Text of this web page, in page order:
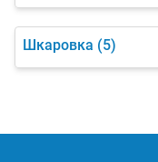
Шкаровка (5)